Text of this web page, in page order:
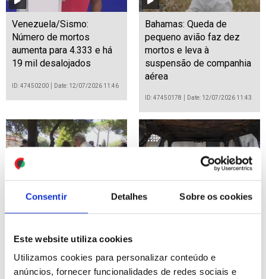
Consentir Detalhes Sobre os cookies
Este website utiliza cookies
Utilizamos cookies para personalizar conteúdo e
anúncios, fornecer funcionalidades de redes sociais e
Venezuela/Sismo:
Número de mortos
aumenta para 4.333 e há
19 mil desalojados
ID: 47450200 Date: 12/07/2026 11:46
Bahamas: Queda de
pequeno avião faz dez
mortos e leva à
suspensão de companhia
aérea
ID: 47450178 Date: 12/07/2026 11:43
Papa Leão XIV almoça
carenciadas de Roma
ID: 47450167 Date: 12/07/2026 11:34 ID: 47450155 Date: 12/07/2026 11:27